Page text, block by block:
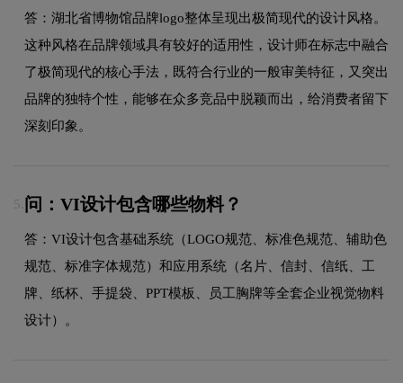
答：湖北省博物馆品牌logo整体呈现出极简现代的设计风格。
这种风格在品牌领域具有较好的适用性，设计师在标志中融合
了极简现代的核心手法，既符合行业的一般审美特征，又突出
品牌的独特个性，能够在众多竞品中脱颖而出，给消费者留下
深刻印象。
5. 问：VI设计包含哪些物料？
答：VI设计包含基础系统（LOGO规范、标准色规范、辅助色
规范、标准字体规范）和应用系统（名片、信封、信纸、工
牌、纸杯、手提袋、PPT模板、员工胸牌等全套企业视觉物料
设计）。